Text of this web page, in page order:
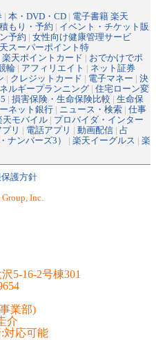
| 本・DVD・CD | 電子書籍 楽天
もり・予約 | イベント・チケット販
予約 | 女性向け健康管理サービ
スーパーポイント特
楽天ポイントカード | おでかけでポ
輪 | アフィリエイト | ネット証券
| クレジットカード | 電子マネー | 決
ルギープランニング | 住宅ローン変
| 損害保険・生命保険比較 | 生命保
ネット銀行 | ニュース・検索 | 仕事
天モバイル | プロバイダ・インター
リ | 電話アプリ | 動画配信 | 占
ナンバーズ3） | 楽天イーグルス | 楽
護方針
Inc.
5-16-2号棟301
業部)
介
対応可能